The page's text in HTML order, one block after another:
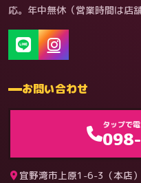
応。年中無休（営業時間は店
お問い合わせ
タップで
宜野湾市上原1-6-3（本店）